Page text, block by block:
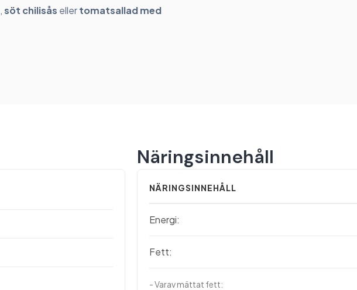
,söt chilisås ellertomatsallad med
Näringsinnehåll
NÄRINGSINNEHÅLL
Energi:
Fett:
- Varav mättat fett: